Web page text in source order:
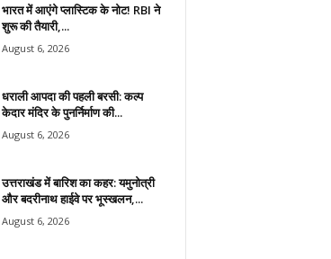
भारत में आएंगे प्लास्टिक के नोट! RBI ने
शुरू की तैयारी,...
August 6, 2026
धराली आपदा की पहली बरसी: कल्प
केदार मंदिर के पुनर्निर्माण की...
August 6, 2026
उत्तराखंड में बारिश का कहर: यमुनोत्री
और बदरीनाथ हाईवे पर भूस्खलन,...
August 6, 2026